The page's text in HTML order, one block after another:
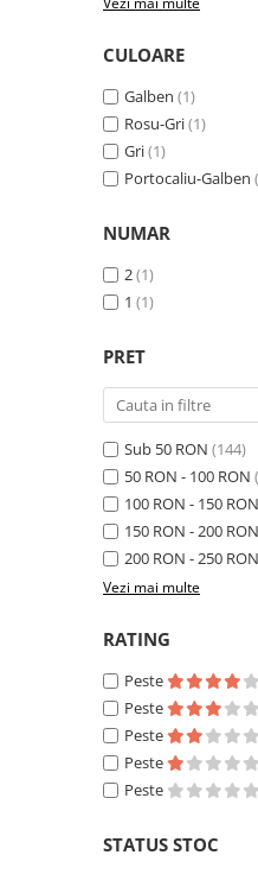
Nadă și momeală
Nadă feeder
Momeală cârlig feeder
Alune tigrate
Semnalizare și suport
Avertizori feeder
Suport feeder
Vartej pescuit
Agrafe pescuit
Rig pescuit
Opritoare pescuit
Crosete si burghie pescuit
Foarfeca pescuit
Cleste pescuit
Tub antitangle
Echipament de bază
Lansete spinning
Mulinete spinning
Fire spinning
Cârlige spinning
CULOARE
Galben (1)
Rosu-Gri(1)
Gri(1)
Portocaliu-Galben
NUMAR
2(1)
1 (1)
PRET
Sub 50 RON (144)
50 RON - 100 RON
100 RON - 150 RON
150 RON - 200 RON
200 RON - 250 RON
Vezi mai multe
RATING
Peste
Peste
Peste
Peste
Peste
STATUS STOC